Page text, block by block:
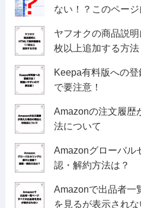
ない！？このペー
ヤフオクの商品説
枚以上追加する方法
Keepa有料版への
で要注意！
Amazonの注文履歴
法について
Amazonグローバル
認・解約方法は？
Amazonで出品者一
を見るが表示されな